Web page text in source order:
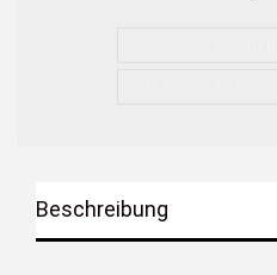
Beschreibung